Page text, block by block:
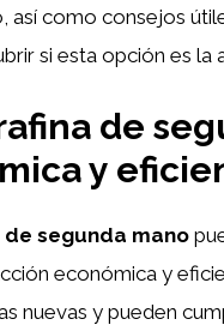
así como consejos
si esta opción es la
de
y
segunda mano
económica y
nuevas y pueden